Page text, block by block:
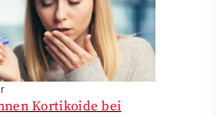
Kortikoide bei